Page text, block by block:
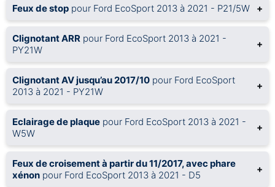
Feux de stop pour Ford EcoSport 2013 à 2021 - P21/5W +
Clignotant ARR pour Ford EcoSport 2013 à 2021 -
PY21W
+
Clignotant AV jusqu’au 2017/10 pour Ford EcoSport
2013 à 2021 - PY21W
+
Eclairage de plaque pour Ford EcoSport 2013 à 2021 -
W5W
+
Feux de croisement à partir du 11/2017, avec phare
xénon pour Ford EcoSport 2013 à 2021 - D5 +